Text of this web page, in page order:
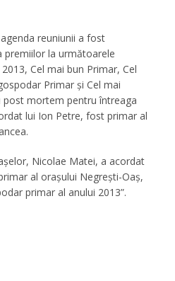
reuniunii a fost
premiilor la următoarele
Cel mai bun Primar, Cel
Primar și Cel mai
post mortem pentru întreaga
lui Ion Petre, fost primar al
Nicolae Matei, a acordat
al orașului Negrești-Oaș,
primar al anului 2013”.